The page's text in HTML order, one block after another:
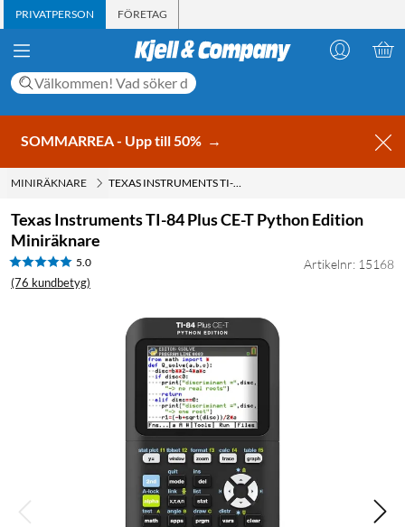
PRIVATPERSON FÖRETAG
SOMMARREA - Upp till 50% →
MINIRÄKNARE TEXAS INSTRUMENTS TI-84 PLUS CE-T PYTHON EDITION MINIRÄKNARE
Texas Instruments TI-84 Plus CE-T Python Edition
Miniräknare
5.0
(76 kundbetyg)
Artikelnr: 15168